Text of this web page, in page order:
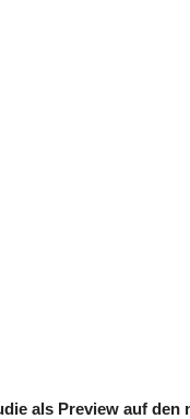
als Preview auf den